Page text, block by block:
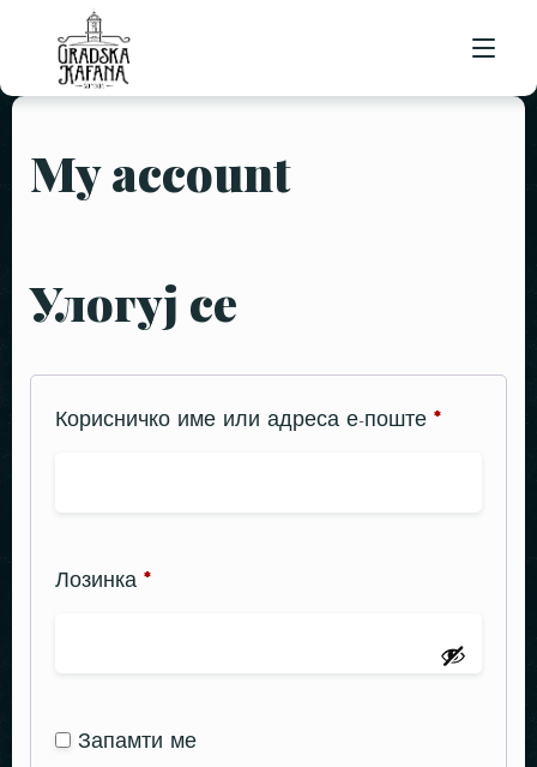
POČETNA
ORGANIZACIJA DOGAĐAJA
APARTMANSKI SMEŠTAJ
JELOVNIK
KONTAKT
POSAO
REZERVACIJE
My account
Улогуј се
Корисничко име или адреса е-поште *
Лозинка *
Запамти ме